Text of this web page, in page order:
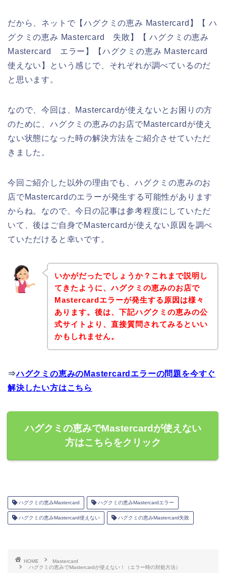
だから、ネットで【ハグクミの恵み Mastercard】【 ハ
グクミの恵み Mastercard 失敗】【 ハグクミの恵み
Mastercard エラー】【ハグクミの恵み Mastercard
使えない】という感じで、それぞれが調べているのだ
と思います。
なので、今回は、Mastercardが使えないとお困りの方
のために、ハグクミの恵みのお店でMastercardが使え
ない状態になった時の解決方法をご紹介させていただ
きました。
今回ご紹介した以外の理由でも、ハグクミの恵みのお
店でMastercardのエラーが発生する可能性があります
からね。なので、今日の記事は参考程度にしていただ
いて、後はご自身でMastercardが使えない原因を調べ
ていただけると幸いです。
いかがだったでしょうか？これまで説明し
てきたように、ハグクミの恵みのお店で
Mastercardエラーが発生する原因は様々
あります。後は、下記ハグクミの恵みの公
式サイトより、直接質問されてみるといい
かもしれません。
⇒ハグクミの恵みのMastercardエラーの問題を今すぐ
解決したい方はこちら
ハグクミの恵みでMastercardが使えない
方はこちらをクリック
ハグクミの恵みMastercard ハグクミの恵みMastercardエラー
ハグクミの恵みMastercard使えない ハグクミの恵みMastercard失敗
HOME
Mastercard
ハグクミの恵みでMastercardが使えない！（エラー時の対処方法）